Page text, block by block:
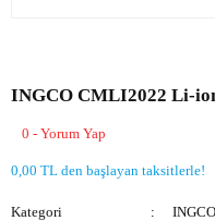
INGCO CMLI2022 Li-
0 - Yorum Yap
0,00 TL den başlayan taksitlerle!
Kategori